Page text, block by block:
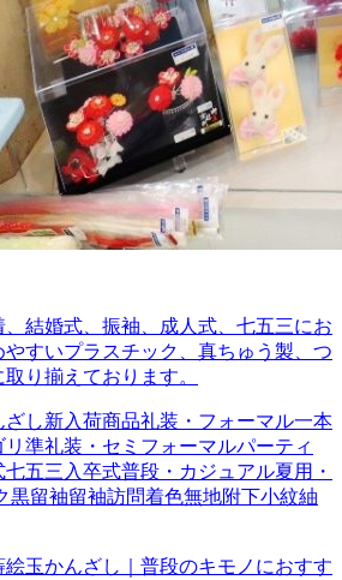
結婚式、振袖、成人式、七五三にお
すいプラスチック、真ちゅう製、つ
り揃えております。
ざし新入荷商品礼装・フォーマル一本
準礼装・セミフォーマルパーティ
七五三 入卒式普段・カジュアル夏用・
黒留袖留袖訪問着色無地附下小紋紬